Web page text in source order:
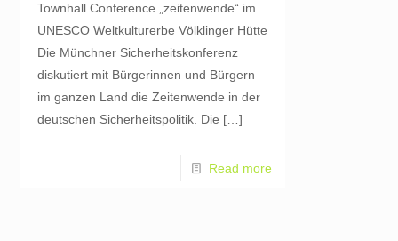
Townhall Conference „zeitenwende“ im
UNESCO Weltkulturerbe Völklinger Hütte
Die Münchner Sicherheitskonferenz
diskutiert mit Bürgerinnen und Bürgern
im ganzen Land die Zeitenwende in der
deutschen Sicherheitspolitik. Die […]
Read more